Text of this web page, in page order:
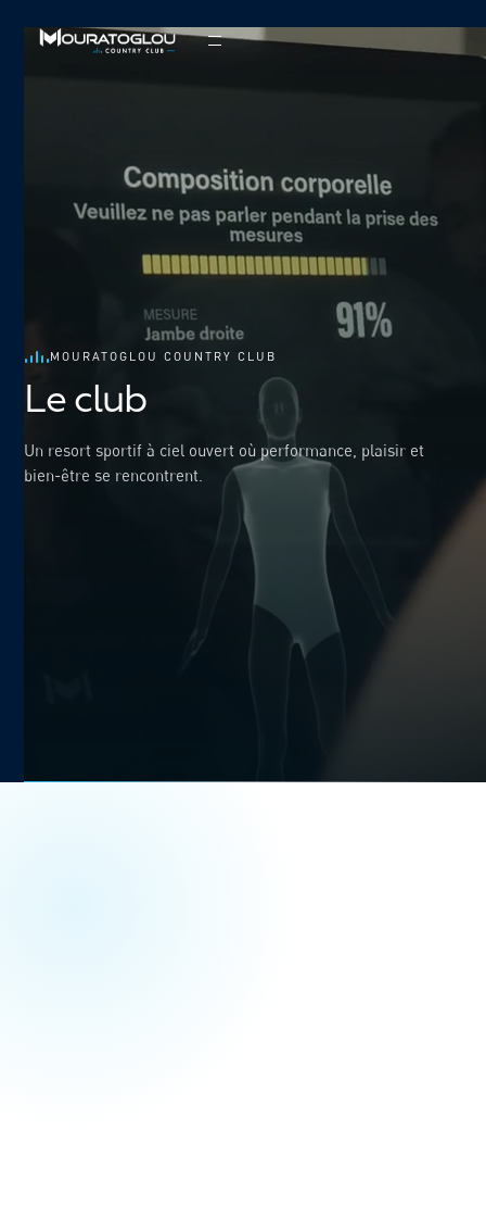
MOURATOGLOU COUNTRY CLUB
Le club
Un resort sportif à ciel ouvert où performance, plaisir et
bien-être se rencontrent.